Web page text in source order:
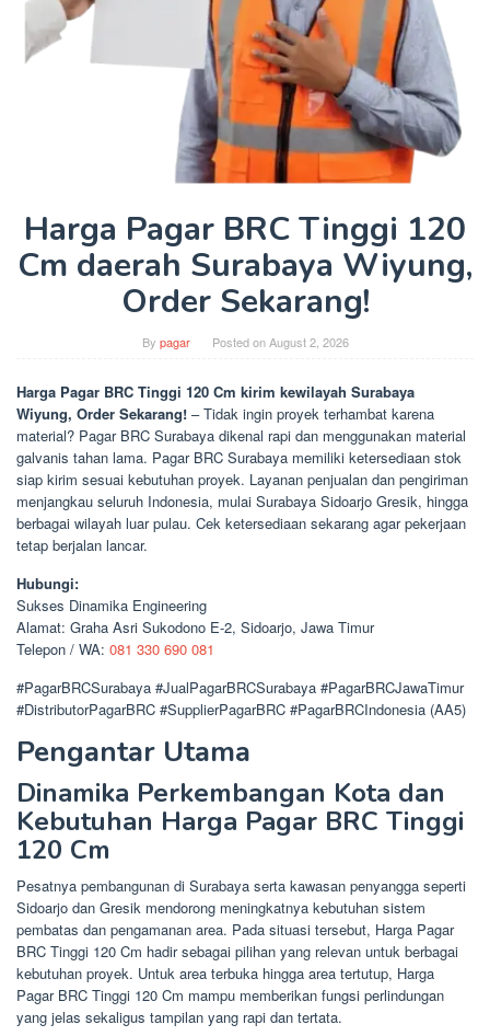
Harga Pagar BRC Tinggi 120
Cm daerah Surabaya Wiyung,
Order Sekarang!
By pagar Posted onAugust 2, 2026
Harga Pagar BRC Tinggi 120 Cm kirim kewilayah Surabaya
Wiyung, Order Sekarang! – Tidak ingin proyek terhambat karena
material? Pagar BRC Surabaya dikenal rapi dan menggunakan material
galvanis tahan lama. Pagar BRC Surabaya memiliki ketersediaan stok
siap kirim sesuai kebutuhan proyek. Layanan penjualan dan pengiriman
menjangkau seluruh Indonesia, mulai Surabaya Sidoarjo Gresik, hingga
berbagai wilayah luar pulau. Cek ketersediaan sekarang agar pekerjaan
tetap berjalan lancar.
Hubungi:
Sukses Dinamika Engineering
Alamat: Graha Asri Sukodono E-2, Sidoarjo, Jawa Timur
Telepon / WA: 081 330 690 081
#PagarBRCSurabaya #JualPagarBRCSurabaya #PagarBRCJawaTimur
#DistributorPagarBRC #SupplierPagarBRC #PagarBRCIndonesia (AA5)
Pengantar Utama
Dinamika Perkembangan Kota dan
Kebutuhan Harga Pagar BRC Tinggi
120 Cm
Pesatnya pembangunan di Surabaya serta kawasan penyangga seperti
Sidoarjo dan Gresik mendorong meningkatnya kebutuhan sistem
pembatas dan pengamanan area. Pada situasi tersebut, Harga Pagar
BRC Tinggi 120 Cm hadir sebagai pilihan yang relevan untuk berbagai
kebutuhan proyek. Untuk area terbuka hingga area tertutup, Harga
Pagar BRC Tinggi 120 Cm mampu memberikan fungsi perlindungan
yang jelas sekaligus tampilan yang rapi dan tertata.